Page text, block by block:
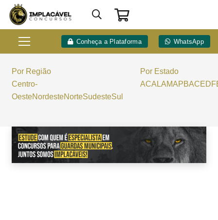
Conheça a Plataforma WhatsApp
Por Região
Centro-
OesteNordesteNorteSudesteSul
Por Estado
ACALAMAPBACEDF